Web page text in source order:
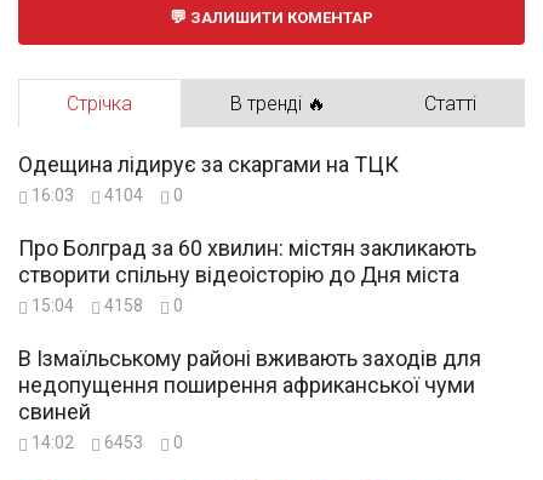
ЗАЛИШИТИ КОМЕНТАР
Стрічка В тренді 🔥 Статті
Одещина лідирує за скаргами на ТЦК
16:03 4104 0
Про Болград за 60 хвилин: містян закликають
створити спільну відеоісторію до Дня міста
15:04 4158 0
В Ізмаїльському районі вживають заходів для
недопущення поширення африканської чуми
свиней
14:02 6453 0